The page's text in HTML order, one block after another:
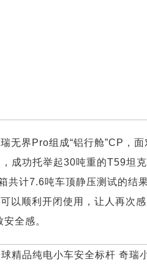
无界Pro组成“铝行舱”CP，
成功托举起30吨重的T59坦
计7.6吨车顶静压测试的结
以顺利开闭使用，让人再次
全感。